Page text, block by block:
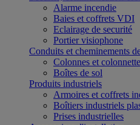
Alarme incendie
Baies et coffrets VDI
Eclairage de securité
Portier visiophone
Conduits et cheminements
Colonnes et
Boîtes de sol
Produits industriels
Armoires et coffrets
Boîtiers industriels
Prises industrielles